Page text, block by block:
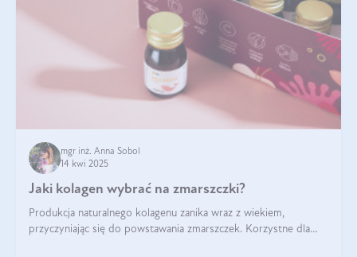
mgr inż. Anna Sobol
14 kwi 2025
Jaki kolagen wybrać na zmarszczki?
Produkcja naturalnego kolagenu zanika wraz z wiekiem,
przyczyniając się do powstawania zmarszczek. Korzystne dla